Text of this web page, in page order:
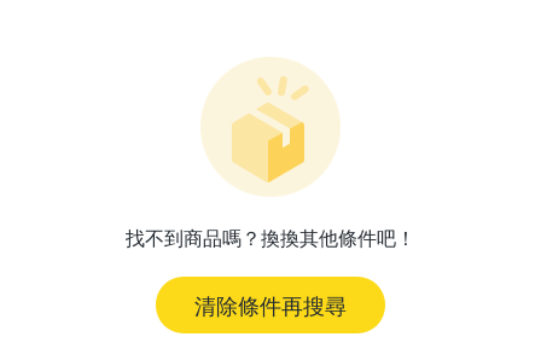
找不到商品嗎？換換其他條件吧！
清除條件再搜尋